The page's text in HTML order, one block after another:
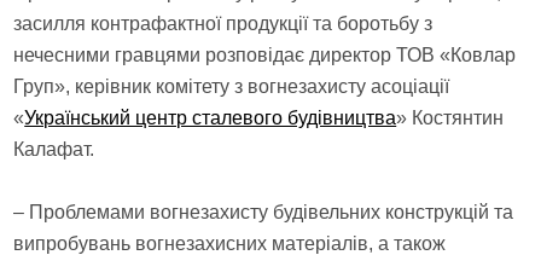
засилля контрафактної продукції та боротьбу з
нечесними гравцями розповідає директор ТОВ «Ковлар
Груп», керівник комітету з вогнезахисту асоціації
«Український центр сталевого будівництва» Костянтин
Калафат.
– Проблемами вогнезахисту будівельних конструкцій та
випробувань вогнезахисних матеріалів, а також